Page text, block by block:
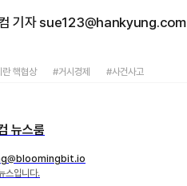
기자 sue123@hankyung.com
핵협상 #거시경제 #사건사고
뉴스룸
스입니다.